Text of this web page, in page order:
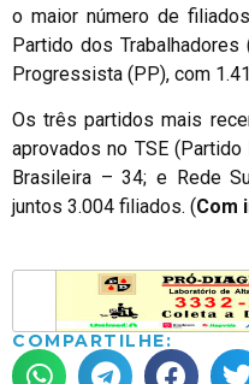
o maior número de
Partido dos
Progressista (PP), com
Os três partidos mais
aprovados no TSE
Brasileira – 34; e Rede
juntos 3.004 filiados. (Com
COMPARTILHE: